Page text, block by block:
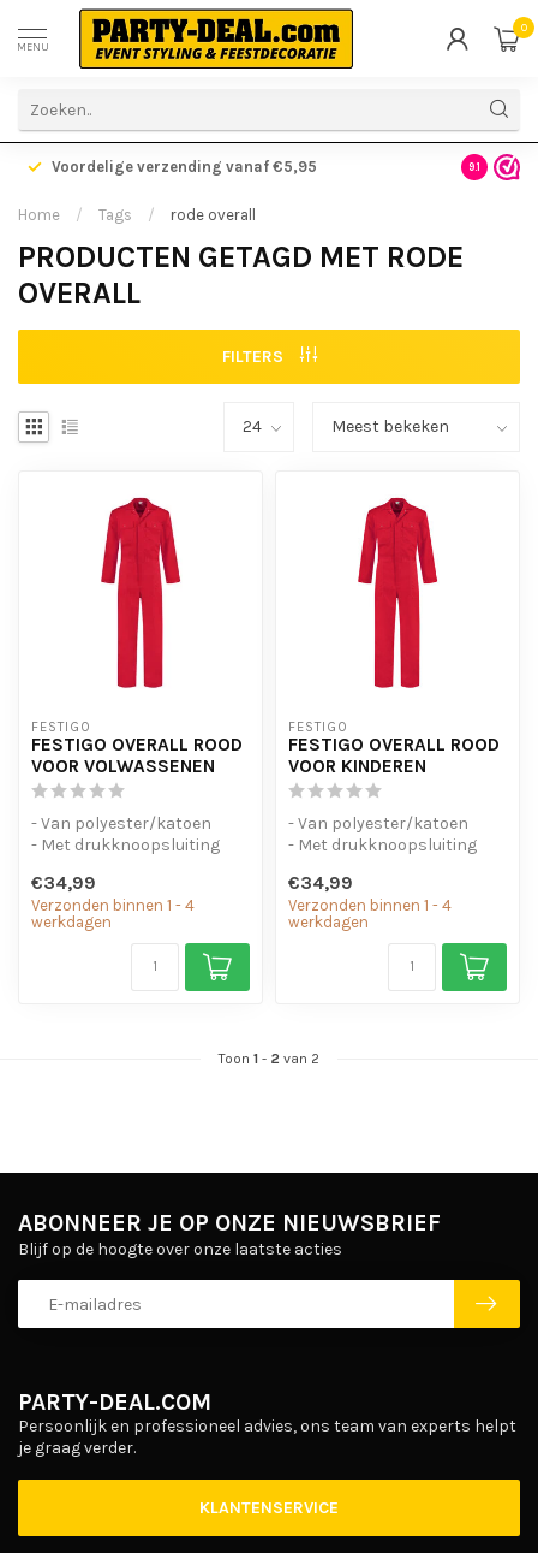
MENU
0
Voordelige verzending vanaf €5,95 Gratis
9.1
Home / Tags / rode overall
PRODUCTEN GETAGD MET RODE
OVERALL
FILTERS
FESTIGO
FESTIGO OVERALL ROOD
VOOR VOLWASSENEN
- Van polyester/katoen
- Met drukknoopsluiting
€34,99
Verzonden binnen 1 - 4
werkdagen
FESTIGO
FESTIGO OVERALL ROOD
VOOR KINDEREN
- Van polyester/katoen
- Met drukknoopsluiting
€34,99
Verzonden binnen 1 - 4
werkdagen
Toon 1 - 2 van 2
PARTY-DEAL.COM
Persoonlijk en professioneel advies, ons team van experts helpt
je graag verder.
KLANTENSERVICE
ABONNEER JE OP ONZE NIEUWSBRIEF
Blijf op de hoogte over onze laatste acties